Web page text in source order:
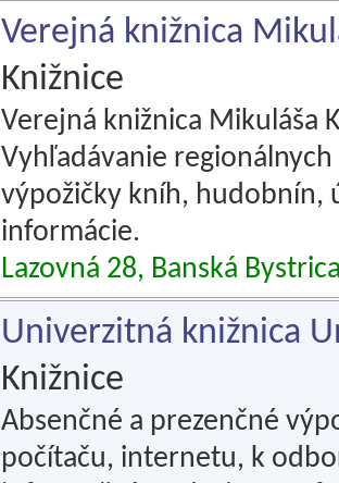
Verejná knižnica
Knižnice
Verejná knižnica Mikuláša
Vyhľadávanie
výpožičky kníh, hudobnín,
informácie.
Lazovná 28, Banská
Univerzitná knižnica
Knižnice
Absenčné a prezenčné
počítaču, internetu, k